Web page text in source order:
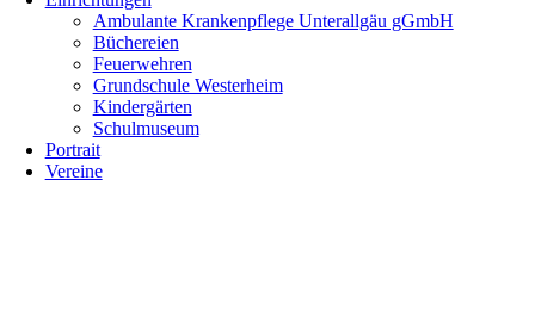
Ambulante Krankenpflege Unterallgäu gGmbH
Büchereien
Feuerwehren
Grundschule Westerheim
Kindergärten
Schulmuseum
Portrait
Vereine